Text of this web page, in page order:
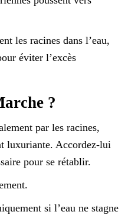
les racines dans l’eau,
éviter l’excès
?
par les racines,
luxuriante. Accordez-lui
pour se rétablir.
si l’eau ne stagne